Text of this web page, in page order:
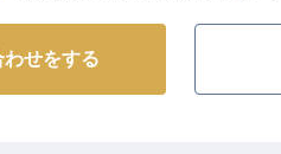
】
、約300年の歴史を受け継ぐ
せをする